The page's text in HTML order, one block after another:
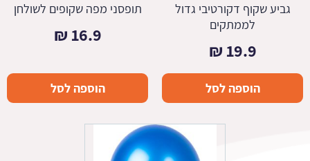
גביע שקוף דקורטיבי גדול
לממתקים
19.9
₪
הוספה לסל
תופסני מפה שקופים לשולחן
16.9
₪
הוספה לסל